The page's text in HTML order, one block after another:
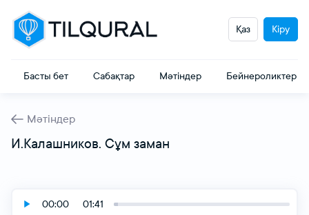
Басты бет Сабақтар Мәтіндер Бейнероликтер
Қаз Кіру
Мәтіндер
И.Калашников. Сұм заман
00:00 01:41